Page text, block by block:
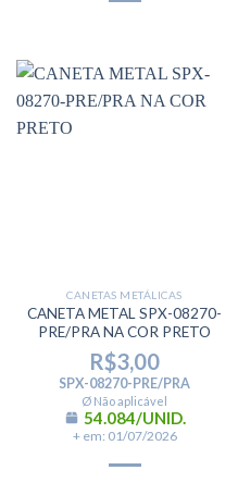
CANETAS METÁLICAS
CANETA METAL SPX-08270-
PRE/PRA NA COR PRETO
R$3,00
SPX-08270-PRE/PRA
Ø Não aplicável
54.084/UNID.
+ em: 01/07/2026